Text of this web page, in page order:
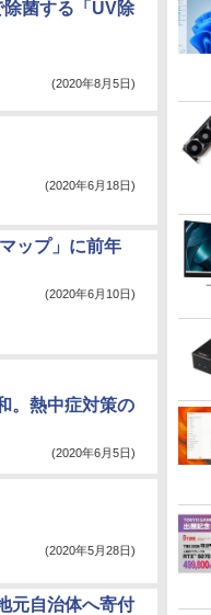
菌する「UV除
(2020年8月5日)
(2020年6月18日)
ップ」に前年
(2020年6月10日)
。熱中症対策の
(2020年6月5日)
(2020年5月28日)
元自治体へ寄付